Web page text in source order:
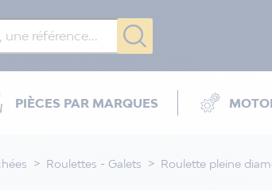
PIÈCES PAR MARQUES
Roulettes - Galets Roulette pleine